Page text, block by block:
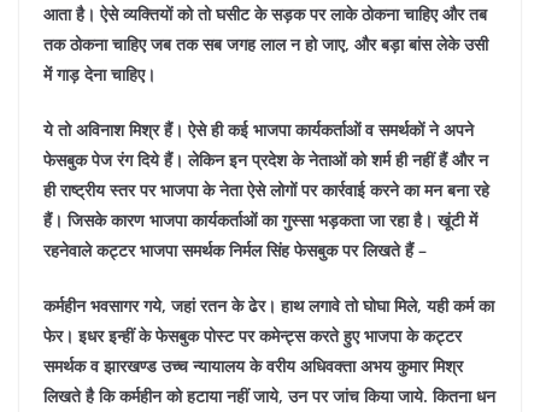
आता है।ऐसे व्यक्तियों को तो घसीट के सड़क पर लाके ठोकना चाहिए और तब
तक ठोकना चाहिए जब तक सब जगह लाल न हो जाए, और बड़ा बांस लेके उसी
में गाड़ देना चाहिए।
ये तो अविनाश मिश्र हैं। ऐसे ही कई भाजपा कार्यकर्ताओं व समर्थकों ने अपने
फेसबुक पेज रंग दिये हैं। लेकिन इन प्रदेश के नेताओं को शर्म ही नहीं हैं और न
ही राष्ट्रीय स्तर पर भाजपा के नेता ऐसे लोगों पर कार्रवाई करने का मन बना रहे
हैं। जिसके कारण भाजपा कार्यकर्ताओं का गुस्सा भड़कता जा रहा है।खूंटी में
रहनेवाले कट्टर भाजपा समर्थक निर्मल सिंह फेसबुक पर लिखते हैं –
कर्महीन भवसागर गये, जहां रतन के ढेर। हाथ लगावे तो घोघा मिले, यही कर्म का
फेर। इधर इन्हीं के फेसबुक पोस्ट पर कमेन्ट्स करते हुए भाजपा के कट्टर
समर्थक व झारखण्ड उच्च न्यायालय के वरीय अधिवक्ता अभय कुमार मिश्र
लिखते है कि कर्महीन को हटाया नहीं जाये, उन पर जांच किया जाये. कितना धन